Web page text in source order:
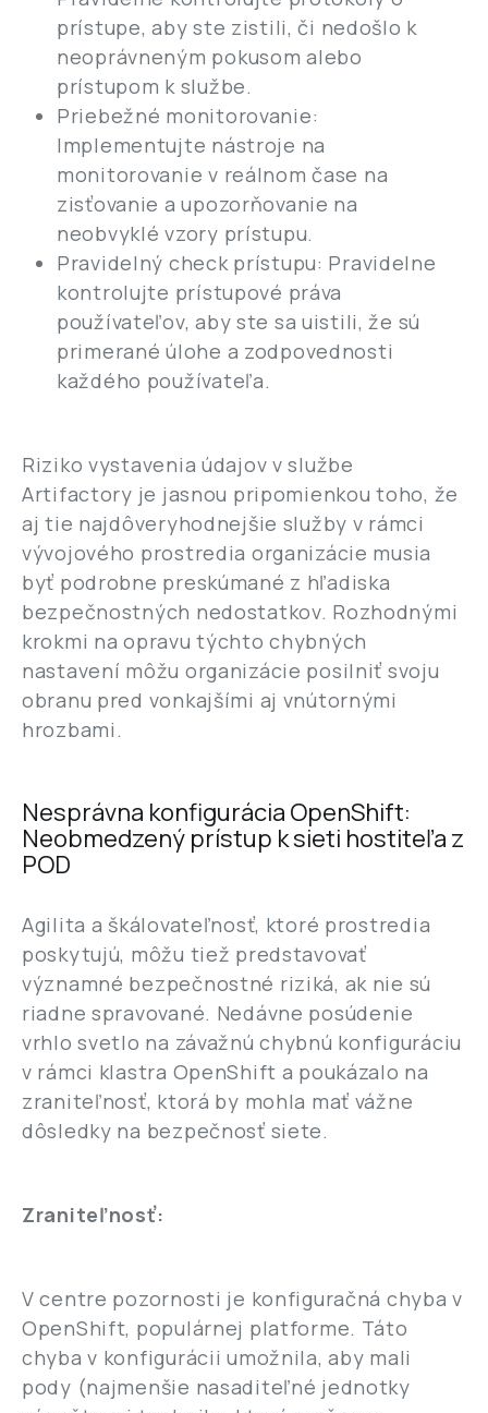
prístupe, aby ste zistili, či nedošlo k
neoprávneným pokusom alebo
prístupom k službe.
Priebežné monitorovanie:
Implementujte nástroje na
monitorovanie v reálnom čase na
zisťovanie a upozorňovanie na
neobvyklé vzory prístupu.
Pravidelný check prístupu: Pravidelne
kontrolujte prístupové práva
používateľov, aby ste sa uistili, že sú
primerané úlohe a zodpovednosti
každého používateľa.
Riziko vystavenia údajov v službe
Artifactory je jasnou pripomienkou toho, že
aj tie najdôveryhodnejšie služby v rámci
vývojového prostredia organizácie musia
byť podrobne preskúmané z hľadiska
bezpečnostných nedostatkov. Rozhodnými
krokmi na opravu týchto chybných
nastavení môžu organizácie posilniť svoju
obranu pred vonkajšími aj vnútornými
hrozbami.
Nesprávna konfigurácia OpenShift:
Neobmedzený prístup k sieti hostiteľa z
POD
Agilita a škálovateľnosť, ktoré prostredia
poskytujú, môžu tiež predstavovať
významné bezpečnostné riziká, ak nie sú
riadne spravované. Nedávne posúdenie
vrhlo svetlo na závažnú chybnú konfiguráciu
v rámci klastra OpenShift a poukázalo na
zraniteľnosť, ktorá by mohla mať vážne
dôsledky na bezpečnosť siete.
Zraniteľnosť:
V centre pozornosti je konfiguračná chyba v
OpenShift, populárnej platforme. Táto
chyba v konfigurácii umožnila, aby mali
pody (najmenšie nasaditeľné jednotky